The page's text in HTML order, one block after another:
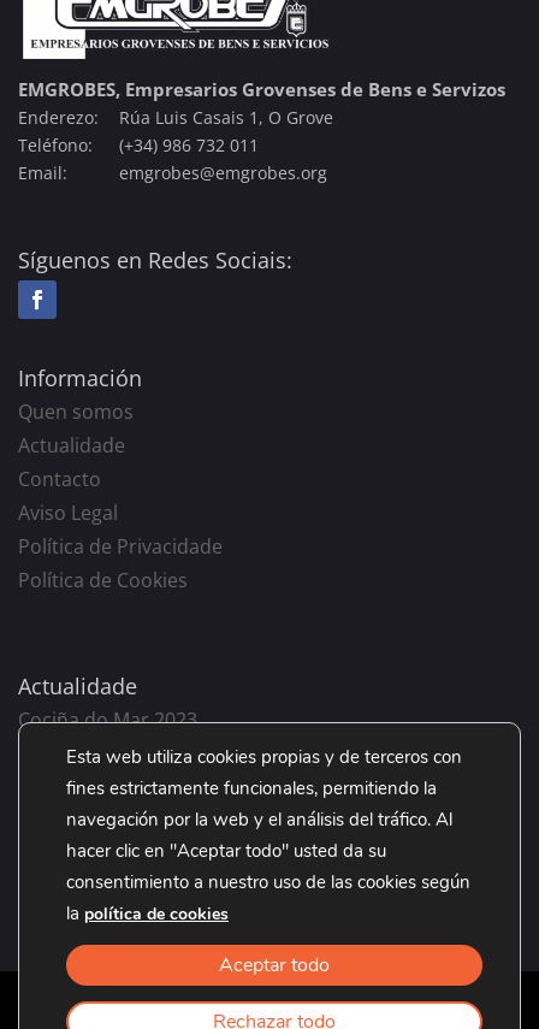
EMGROBES, Empresarios Grovenses de Bens e Servizos
Enderezo:
Rúa Luis Casais 1, O Grove
Teléfono:
(+34) 986 732 011
Email:
emgrobes@emgrobes.org
Síguenos en Redes Sociais:
Información
Quen somos
Actualidade
Contacto
Aviso Legal
Política de Privacidade
Política de Cookies
Actualidade
Cociña do Mar 2023
Volta o cole 2023
Come, Merca, Ama o Grove 2023
Día da Nai 2023
Día do Pai 2023
©2021. Empresarios Grovenses de Bens e Servizos
Esta web utiliza cookies propias y de terceros con
fines estrictamente funcionales, permitiendo la
navegación por la web y el análisis del tráfico. Al
hacer clic en "Aceptar todo" usted da su
consentimiento a nuestro uso de las cookies según
la política de cookies
Aceptar todo
Rechazar todo